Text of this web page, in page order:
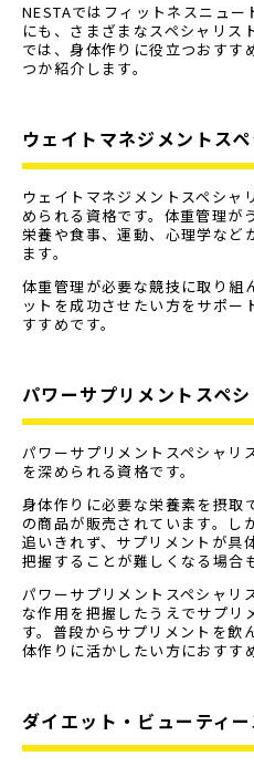
NESTAではフィットネスニュ
にも、さまざまなスペシャリス
では、身体作りに役立つおすす
つか紹介します。
ウェイトマネジメントス
ウェイトマネジメントスペシャ
められる資格です。体重管理が
栄養や食事、運動、心理学など
ます。
体重管理が必要な競技に取り組
ットを成功させたい方をサポー
すすめです。
パワーサプリメントスペ
パワーサプリメントスペシャリ
を深められる資格です。
身体作りに必要な栄養素を摂取
の商品が販売されています。し
追いきれず、サプリメントが具
把握することが難しくなる場合
パワーサプリメントスペシャリ
な作用を把握したうえでサプリ
す。普段からサプリメントを飲
体作りに活かしたい方におすす
ダイエット・ビューティ